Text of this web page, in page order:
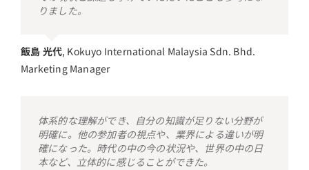
りました。
飯島 光代, Kokuyo International Malaysia Sdn. Bhd.
Marketing Manager
体系的な理解ができ、自分の知識が足りない分野が
明確に。他の参加者の視点や、業界による違いが明
確になった。時代の中の今の状況や、世界の中の日
本など、立体的に感じることができた。